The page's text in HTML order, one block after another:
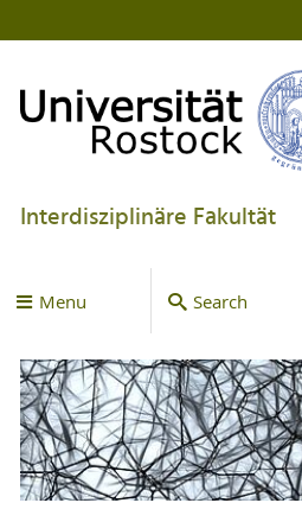
Interdisziplinäre Fakultät
Menu Search